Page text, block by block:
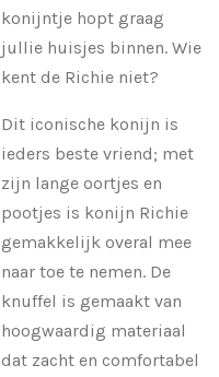
konijntje hopt graag
jullie huisjes binnen. Wie
kent de Richie niet?
Dit iconische konijn is
ieders beste vriend; met
zijn lange oortjes en
pootjes is konijn Richie
gemakkelijk overal mee
naar toe te nemen. De
knuffel is gemaakt van
hoogwaardig materiaal
dat zacht en comfortabel